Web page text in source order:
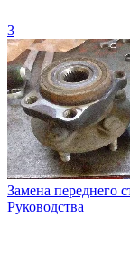
3
Замена переднего
Руководства